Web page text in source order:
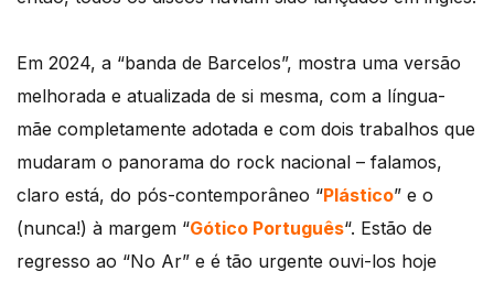
Em 2024, a “banda de Barcelos”, mostra uma versão
melhorada e atualizada de si mesma, com a língua-
mãe completamente adotada e com dois trabalhos que
mudaram o panorama do rock nacional – falamos,
claro está, do pós-contemporâneo “Plástico” e o
(nunca!) à margem “Gótico Português“. Estão de
regresso ao “No Ar” e é tão urgente ouvi-los hoje